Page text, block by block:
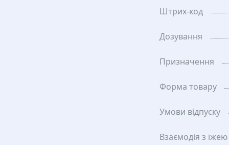
Штрих-код
Дозування
Призначення
Форма товару
Умови відпуску
Взаємодія з їжею